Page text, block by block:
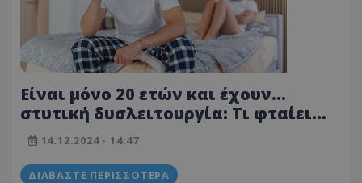
Είναι μόνο 20 ετών και έχουν...
στυτική δυσλειτουργία: Τι φταίει
και πώς αντιμετωπίζεται
14.12.2024 - 14:47
ΔΙΑΒΆΣΤΕ ΠΕΡΙΣΣΌΤΕΡΑ